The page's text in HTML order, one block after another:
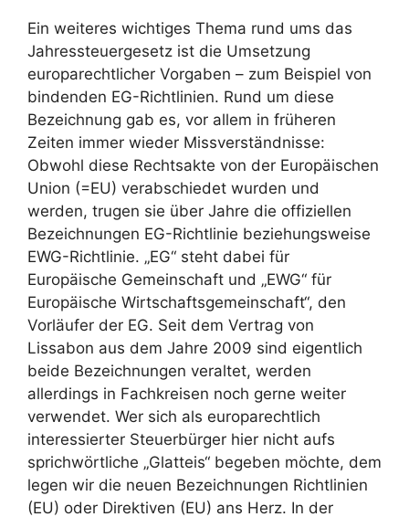
Ein weiteres wichtiges Thema rund ums das
Jahressteuergesetz ist die Umsetzung
europarechtlicher Vorgaben – zum Beispiel von
bindenden EG-Richtlinien. Rund um diese
Bezeichnung gab es, vor allem in früheren
Zeiten immer wieder Missverständnisse:
Obwohl diese Rechtsakte von der Europäischen
Union (=EU) verabschiedet wurden und
werden, trugen sie über Jahre die offiziellen
Bezeichnungen EG-Richtlinie beziehungsweise
EWG-Richtlinie. „EG“ steht dabei für
Europäische Gemeinschaft und „EWG“ für
Europäische Wirtschaftsgemeinschaft“, den
Vorläufer der EG. Seit dem Vertrag von
Lissabon aus dem Jahre 2009 sind eigentlich
beide Bezeichnungen veraltet, werden
allerdings in Fachkreisen noch gerne weiter
verwendet. Wer sich als europarechtlich
interessierter Steuerbürger hier nicht aufs
sprichwörtliche „Glatteis“ begeben möchte, dem
legen wir die neuen Bezeichnungen Richtlinien
(EU) oder Direktiven (EU) ans Herz. In der